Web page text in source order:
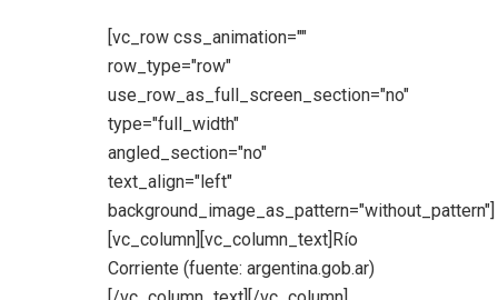
[vc_row css_animation=""
row_type="row"
use_row_as_full_screen_section="no"
type="full_width"
angled_section="no"
text_align="left"
background_image_as_pattern="without_pattern"]
[vc_column][vc_column_text]Río
Corriente (fuente: argentina.gob.ar)